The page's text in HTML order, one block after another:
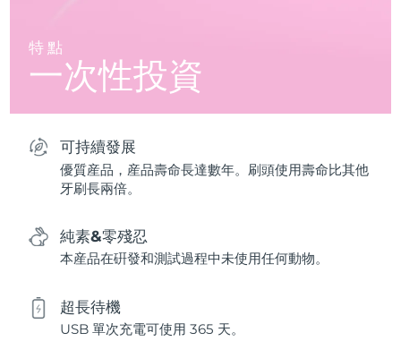
特點
一次性投資
可持續發展
優質産品，産品壽命長達數年。刷頭使用壽命比其他
牙刷長兩倍。
純素&零殘忍
本産品在硏發和測試過程中未使用任何動物。
超長待機
USB 單次充電可使用 365 天。